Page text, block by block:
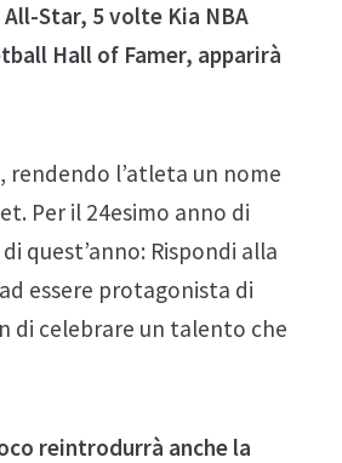
Star, 5 volte Kia NBA
Hall of Famer, apparirà
, rendendo l’atleta un nome
Per il 24esimo anno di
quest’anno: Rispondi alla
essere protagonista di
di celebrare un talento che
reintrodurrà anche la